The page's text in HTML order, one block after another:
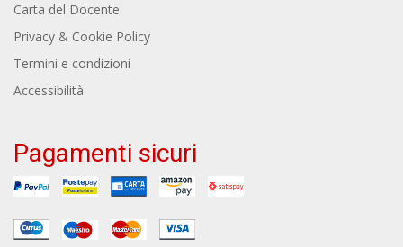
Carta del Docente
Privacy & Cookie Policy
Termini e condizioni
Accessibilità
Pagamenti sicuri